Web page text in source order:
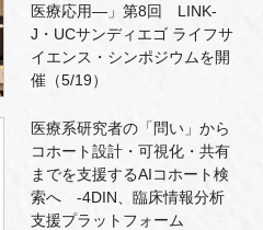
医療応用―」第8回 LINK-
J・UCサンディエゴ ライフサ
イエンス・シンポジウムを開
催（5/19）
医療系研究者の「問い」から
コホート設計・可視化・共有
までを支援するAIコホート検
索へ -4DIN、臨床情報分析
支援プラットフォーム